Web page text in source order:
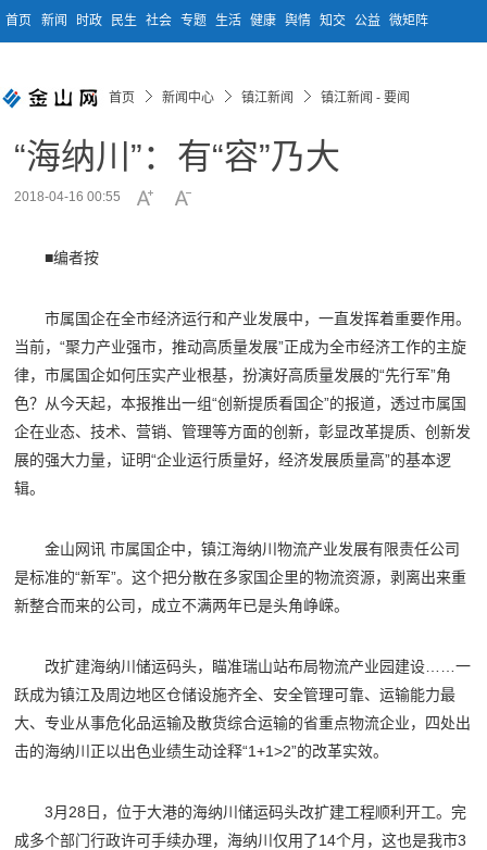
首页 新闻 时政 民生 社会 专题 生活 健康 舆情 知交 公益 微矩阵
首页 新闻中心 镇江新闻 镇江新闻 - 要闻
“海纳川”：有“容”乃大
2018-04-16 00:55
■编者按
市属国企在全市经济运行和产业发展中，一直发挥着重要作用。
当前，“聚力产业强市，推动高质量发展”正成为全市经济工作的主旋
律，市属国企如何压实产业根基，扮演好高质量发展的“先行军”角
色？从今天起，本报推出一组“创新提质看国企”的报道，透过市属国
企在业态、技术、营销、管理等方面的创新，彰显改革提质、创新发
展的强大力量，证明“企业运行质量好，经济发展质量高”的基本逻
辑。
金山网讯 市属国企中，镇江海纳川物流产业发展有限责任公司
是标准的“新军”。这个把分散在多家国企里的物流资源，剥离出来重
新整合而来的公司，成立不满两年已是头角峥嵘。
改扩建海纳川储运码头，瞄准瑞山站布局物流产业园建设……一
跃成为镇江及周边地区仓储设施齐全、安全管理可靠、运输能力最
大、专业从事危化品运输及散货综合运输的省重点物流企业，四处出
击的海纳川正以出色业绩生动诠释“1+1>2”的改革实效。
3月28日，位于大港的海纳川储运码头改扩建工程顺利开工。完
成多个部门行政许可手续办理，海纳川仅用了14个月，这也是我市3